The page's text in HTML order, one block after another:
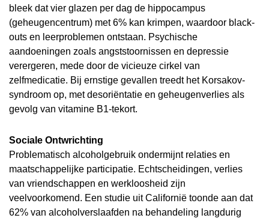
bleek dat vier glazen per dag de hippocampus
(geheugencentrum) met 6% kan krimpen, waardoor black-
outs en leerproblemen ontstaan. Psychische
aandoeningen zoals angststoornissen en depressie
verergeren, mede door de vicieuze cirkel van
zelfmedicatie. Bij ernstige gevallen treedt het Korsakov-
syndroom op, met desoriëntatie en geheugenverlies als
gevolg van vitamine B1-tekort.
Sociale Ontwrichting
Problematisch alcoholgebruik ondermijnt relaties en
maatschappelijke participatie. Echtscheidingen, verlies
van vriendschappen en werkloosheid zijn
veelvoorkomend. Een studie uit Californië toonde aan dat
62% van alcoholverslaafden na behandeling langdurig